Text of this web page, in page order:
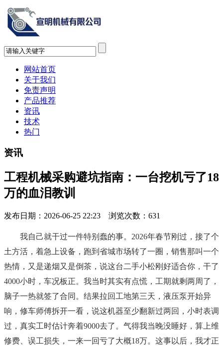
网站首页
关于我们
免责声明
产品推荐
资讯
技术
热门
资讯
工程机械采购避坑指南：一台挖机亏了18
万的血泪教训
发布日期：2026-06-25 22:23 浏览次数： 631
我自己就干过一件特别蠢的事。2026年春节刚过，接了个
土方活，着急上设备，跑到省城市场转了一圈，销售那叫一个
热情，又是递烟又是倒茶，说这台二手小松刚好适合你，干了
4000小时，车况板正。我当时其实有点慌，工期就剩两周了，
脑子一热就签了合同。结果拉回工地第三天，液压泵开始异
响，修车师傅拆开一看，说这机器至少翻新过两回，小时表调
过，真实工时估计奔着9000去了。气得我当晚没睡好，算上维
修费、误工损失，一来一回亏了大概18万。这事以后，我才正